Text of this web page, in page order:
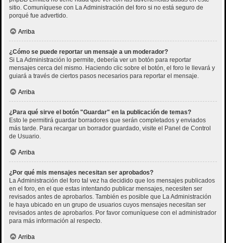
sitio. Comuníquese con La Administración del foro si no está seguro de
porqué fue advertido.
Arriba
¿Cómo se puede reportar un mensaje a un moderador?
Si La Administración lo permite, debería ver un botón para reportar
mensajes cerca del mismo. Haciendo clic sobre el botón, el foro le llevará y
guiará a través de ciertos pasos necesarios para reportar el mensaje.
Arriba
¿Para qué sirve el botón "Guardar" en la publicación de temas?
Esto le permitirá guardar borradores que serán completados y enviados
más tarde. Para recargar un borrador guardado, visite el Panel de Control
de Usuario.
Arriba
¿Por qué mis mensajes necesitan ser aprobados?
La Administración del foro tal vez ha decidido que los mensajes publicados
en el foro, en el que estas intentando publicar mensajes, necesiten ser
revisados antes de aprobarlos. También es posible que La Administración
le haya ubicado en un grupo de usuarios cuyos mensajes necesitan ser
revisados antes de aprobarlos. Por favor comuníquese con el administrador
para más información al respecto.
Arriba